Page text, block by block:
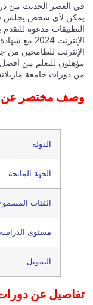
في العصر الحديث من
يمكن لأي شخص يجلس
التطبيقات مدعوة
الإنترنت
الإنترنت للطامحين من
مؤهلون للتعلم من أفضل
من دورات جامعة
وصف مختصر
الدولة
الجهة المانحة
الفئات
مستوى الدراسة
التمويل
تفاصيل عن دورات